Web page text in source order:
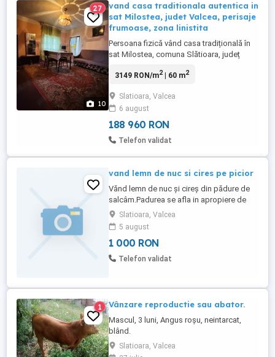
10
27
vand casa traditionala autentica in
sat Milostea, judet Valcea, perisaje
frumoase, zona linistita
Persoana fizică vând casa tradițională în
sat Milostea, comuna Slătioara, județ
locuință permanentă, fiind într-o zonă
utilă a casei este de 60 mp, este compusă
din 3 camere , hol cu bucătărie , baie și
pivniță generoasă, ...
3149 RON/m2| 60 m2
Slatioara, Valcea
6 august
188 960 RON
Telefon validat
vand lemn de nuc si cires pe picior
Vănd lemn de nuc și cireș din pădure de
salcâm.Padurea se afla in apropiere de
drum și are peste 70 de ani.Diametru
peste 50 cm.lungime 6-12m.
Slatioara, Valcea
5 august
1 000 RON
Telefon validat
1 Vânzare reproductie sau abator.
Mascul, 3 luni, Angus roșu, neintarcat,
blând.
Slatioara, Valcea